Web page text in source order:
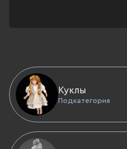
Куклы
Подкатегория